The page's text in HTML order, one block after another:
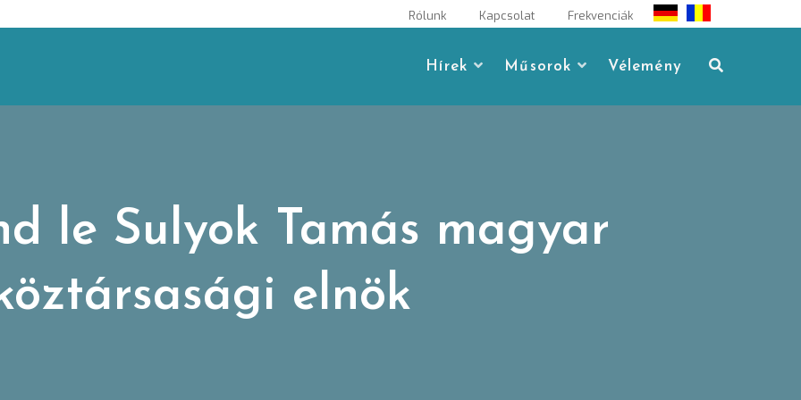
Rólunk Kapcsolat Frekvenciák
Hírek Műsorok Vélemény
le Sulyok Tamás magyar
elnök